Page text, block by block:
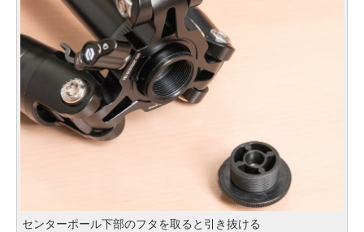
センターポール下部のフタを取ると引き抜ける